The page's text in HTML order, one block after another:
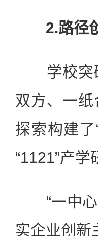
2.路径
学校突破
双方、一
探索构建
“1121”产学
“一中心”
实企业创新